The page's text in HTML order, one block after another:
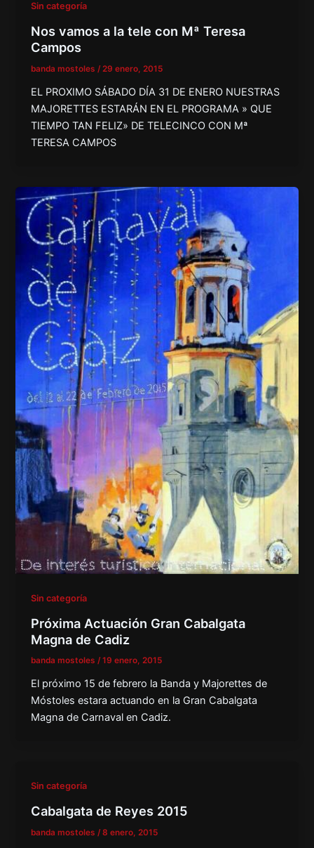
Sin categoría
Nos vamos a la tele con Mª Teresa
Campos
banda mostoles/29 enero, 2015
EL PROXIMO SÁBADO DÍA 31 DE ENERO NUESTRAS
MAJORETTES ESTARÁN EN EL PROGRAMA » QUE
TIEMPO TAN FELIZ» DE TELECINCO CON Mª
TERESA CAMPOS
Sin categoría
Próxima Actuación Gran Cabalgata
Magna de Cadiz
banda mostoles/19 enero, 2015
El próximo 15 de febrero la Banda y Majorettes de
Móstoles estara actuando en la Gran Cabalgata
Magna de Carnaval en Cadiz.
Sin categoría
Cabalgata de Reyes 2015
banda mostoles/8 enero, 2015